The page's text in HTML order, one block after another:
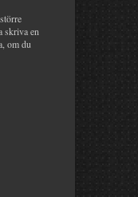
skriva en
om du